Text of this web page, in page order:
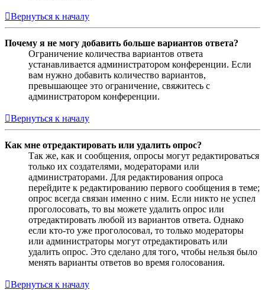
Вернуться к началу
Почему я не могу добавить больше вариантов ответа?
Ограничение количества вариантов ответа
устанавливается администратором конференции. Если
вам нужно добавить количество вариантов,
превышающее это ограничение, свяжитесь с
администратором конференции.
Вернуться к началу
Как мне отредактировать или удалить опрос?
Так же, как и сообщения, опросы могут редактироваться
только их создателями, модераторами или
администраторами. Для редактирования опроса
перейдите к редактированию первого сообщения в теме;
опрос всегда связан именно с ним. Если никто не успел
проголосовать, то вы можете удалить опрос или
отредактировать любой из вариантов ответа. Однако
если кто-то уже проголосовал, то только модераторы
или администраторы могут отредактировать или
удалить опрос. Это сделано для того, чтобы нельзя было
менять варианты ответов во время голосования.
Вернуться к началу